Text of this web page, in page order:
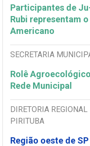
Participantes de
Rubi representam
Americano
SECRETARIA
Rolê
Rede Municipal
DIRETORIA REGIONAL
PIRITUBA
Região oeste de